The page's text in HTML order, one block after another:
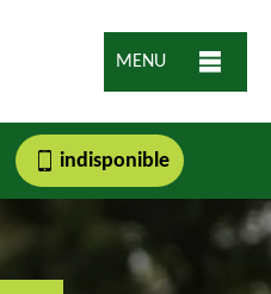
MENU
indisponible